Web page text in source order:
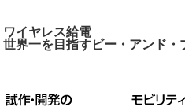
ワイヤレス給電
世界一を目指すビー・アンド・